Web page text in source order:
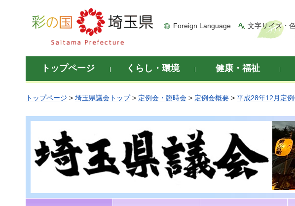
彩の国 埼玉県
Foreign Language 文字サイズ・
トップページ くらし・環境 健康・福祉
トップページ > 埼玉県議会トップ> 定例会・臨時会 > 定例会概要 > 平成28年12月定